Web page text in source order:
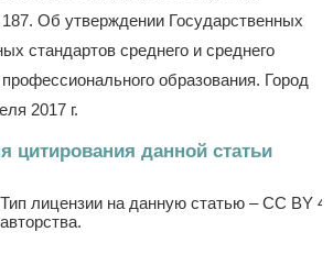
Об утверждении Государственных
стандартов среднего и среднего
образования. Город
2017 г.
цитирования данной статьи
Тип лицензии на данную статью – CC BY
авторства.